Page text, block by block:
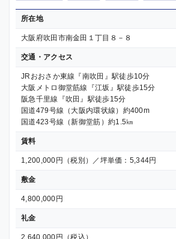
所在地
大阪府吹田市南金田１丁目８－８
交通・アクセス
JRおおさか東線『南吹田』駅徒歩10分
大阪メトロ御堂筋線『江坂』駅徒歩15分
阪急千里線『吹田』駅徒歩15分
国道479号線（大阪内環状線）約400m
国道423号線（新御堂筋）約1.5㎞
賃料
1,200,000円（税別）／坪単価：5,344円
敷金
4,800,000円
礼金
2,640,000円（税込）